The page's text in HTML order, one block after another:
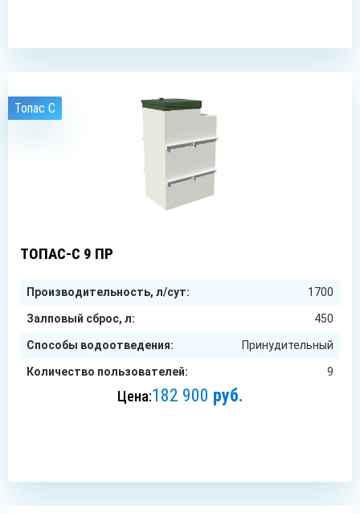
Топас C
ТОПАС-С 9 ПР
Производительность, л/сут: 1700
Залповый сброс, л: 450
Способы водоотведения: Принудительный
Количество пользователей: 9
Цена:182 900 руб.